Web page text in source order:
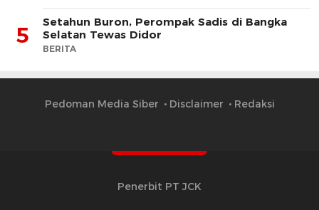
5
Setahun Buron, Perompak Sadis di Bangka
Selatan Tewas Didor
BERITA
Pedoman Media Siber Disclaimer Redaksi
Penerbit PT JCK